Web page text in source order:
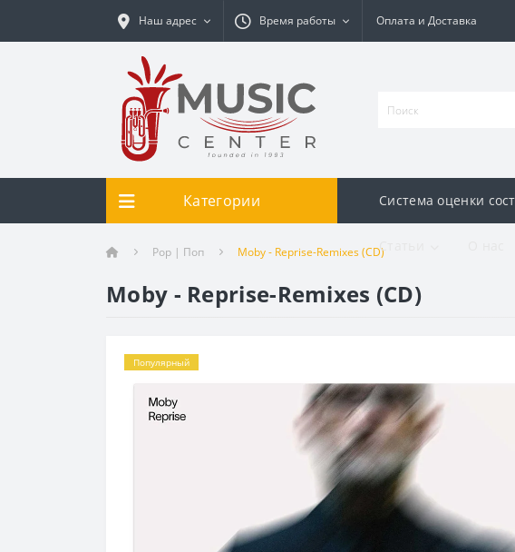
Наш адрес Время работы Оплата и Доставка
Категории Система оценки
Статьи
Pop | Поп Moby - Reprise-Remixes (CD)
Moby - Reprise-Remixes (CD)
Популярный